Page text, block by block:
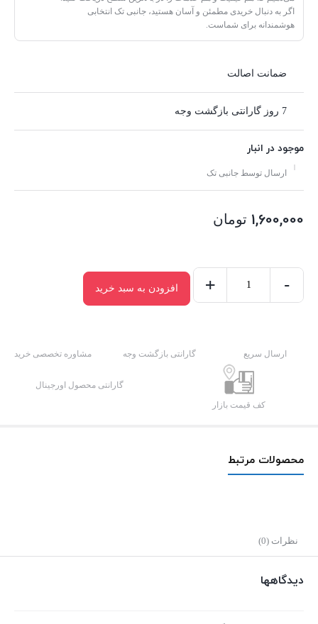
اگر به دنبال خریدی مطمئن و آسان هستید، جانبی تک انتخابی
هوشمندانه برای شماست.
ضمانت اصالت
7 روز گارانتی بازگشت وجه
موجود در انبار
ارسال توسط جانبی تک
1,600,000 تومان
شارژ
30W
-
+ افزودن به سبد خرید
ارسال سریع گارانتی بازگشت وجه مشاوره تخصصی خرید
کف قیمت بازار
گارانتی محصول اورجینال
محصولات مرتبط
نظرات (0)
دیدگاهها